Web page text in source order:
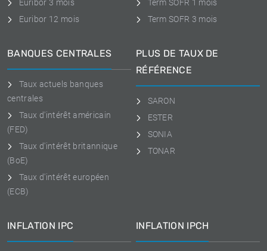
Euribor 3 mois
Euribor 12 mois
Term SOFR 1 mois
Term SOFR 3 mois
BANQUES CENTRALES
Taux actuels banques
centrales
Taux d'intérêt américain
(FED)
Taux d'intérêt britannique
(BoE)
Taux d'intérêt européen
(ECB)
PLUS DE TAUX DE
RÉFÉRENCE
SARON
ESTER
SONIA
TONAR
INFLATION IPC INFLATION IPCH